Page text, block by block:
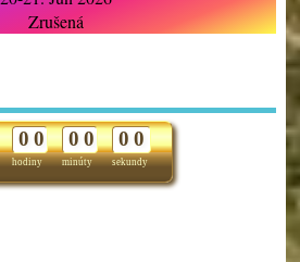
Zrušená
hodiny
0 0
minúty
0 0
sekundy
0 0